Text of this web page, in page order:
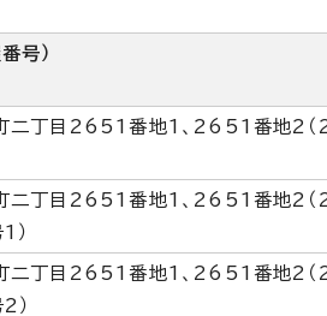
号）
二丁目2651番地1、2651番地2
二丁目2651番地1、2651番地2
）
二丁目2651番地1、2651番地2
）